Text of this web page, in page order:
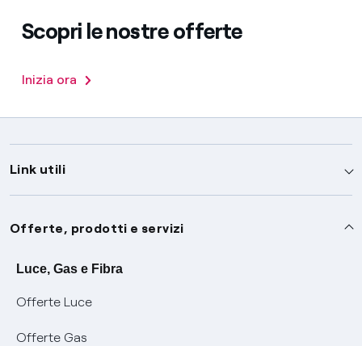
Scopri le nostre offerte
Inizia ora
Link utili
Assistenza
Avvisi
SOS luce e gas
Conciliazioni e risoluzione delle controversie
Servizi
Offerte, prodotti e servizi
Luce, Gas e Fibra
Offerte Luce
Offerte Gas